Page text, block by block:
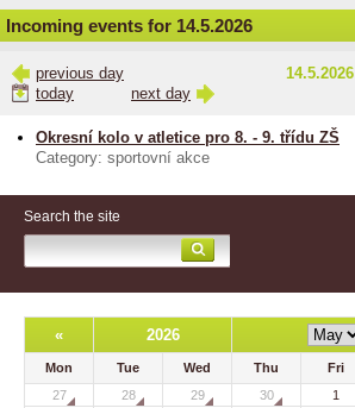
Incoming events for 14.5.2026
previous day
14.5.2026
today
next day
Okresní kolo v atletice pro 8. - 9. třídu ZŠ
Category: sportovní akce
Search the site
« 2026
Mon Tue Wed Thu Fri
27
28 29 30 1